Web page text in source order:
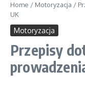
Home / Motoryzacja /
UK
Motoryzacja
Przepisy